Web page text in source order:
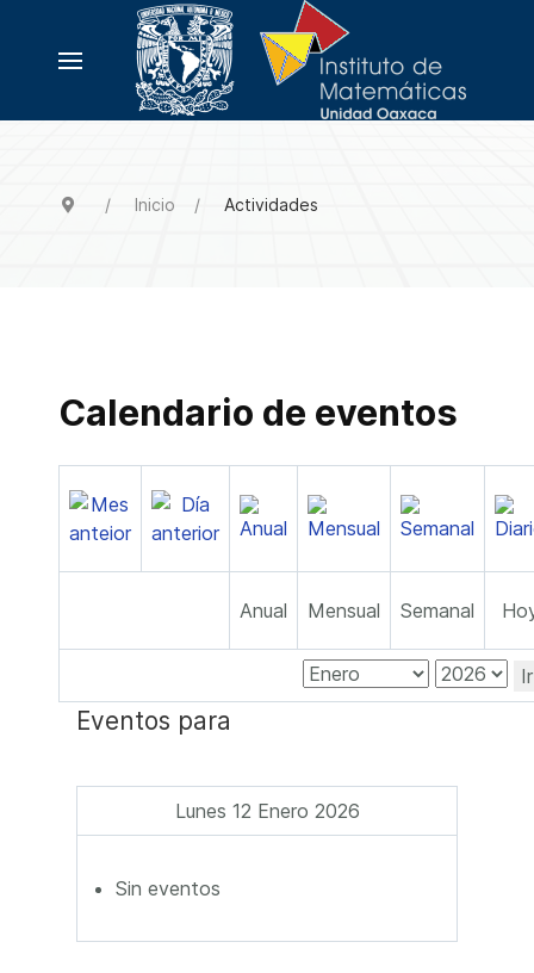
Inicio Actividades
Calendario de eventos
Anual Mensual Semanal
Eventos para
Lunes 12 Enero 2026
Sin eventos